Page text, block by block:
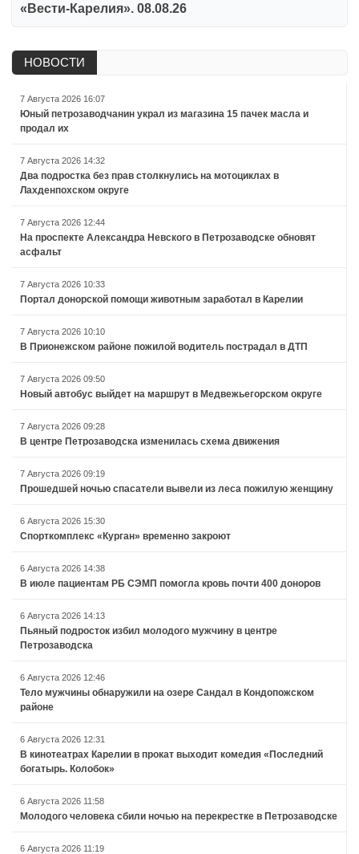
«Вести-Карелия». 08.08.26
НОВОСТИ
7 Августа 2026 16:07
Юный петрозаводчанин украл из магазина 15 пачек масла и
продал их
7 Августа 2026 14:32
Два подростка без прав столкнулись на мотоциклах в
Лахденпохском округе
7 Августа 2026 12:44
На проспекте Александра Невского в Петрозаводске обновят
асфальт
7 Августа 2026 10:33
Портал донорской помощи животным заработал в Карелии
7 Августа 2026 10:10
В Прионежском районе пожилой водитель пострадал в ДТП
7 Августа 2026 09:50
Новый автобус выйдет на маршрут в Медвежьегорском округе
7 Августа 2026 09:28
В центре Петрозаводска изменилась схема движения
7 Августа 2026 09:19
Прошедшей ночью спасатели вывели из леса пожилую женщину
6 Августа 2026 15:30
Спорткомплекс «Курган» временно закроют
6 Августа 2026 14:38
В июле пациентам РБ СЭМП помогла кровь почти 400 доноров
6 Августа 2026 14:13
Пьяный подросток избил молодого мужчину в центре
Петрозаводска
6 Августа 2026 12:46
Тело мужчины обнаружили на озере Сандал в Кондопожском
районе
6 Августа 2026 12:31
В кинотеатрах Карелии в прокат выходит комедия «Последний
богатырь. Колобок»
6 Августа 2026 11:58
Молодого человека сбили ночью на перекрестке в Петрозаводске
6 Августа 2026 11:19